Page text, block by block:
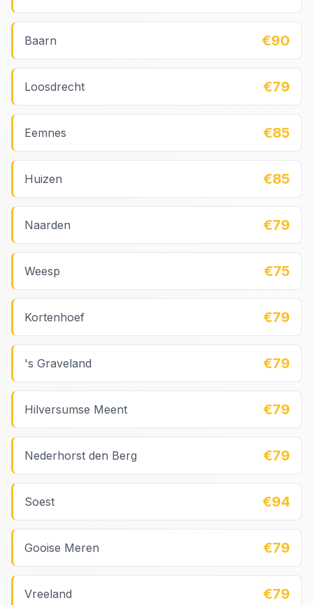
Baarn €90
Loosdrecht €79
Eemnes €85
Huizen €85
Naarden €79
Weesp €75
Kortenhoef €79
's Graveland €79
Hilversumse Meent €79
Nederhorst den Berg €79
Soest €94
Gooise Meren €79
Vreeland €79